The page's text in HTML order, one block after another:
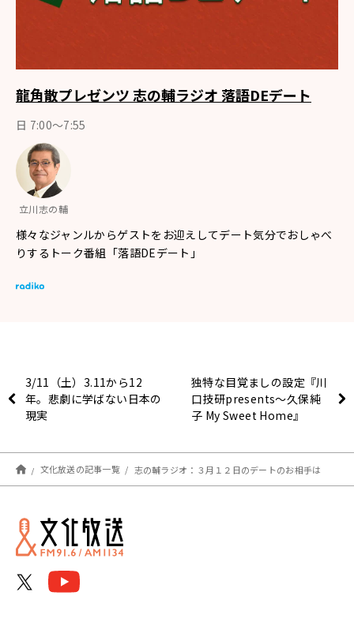
龍角散プレゼンツ 志の輔ラジオ 落語DEデート
日 7:00〜7:55
立川志の輔
様々なジャンルからゲストをお迎えしてデート気分でおしゃべ
りするトーク番組「落語DEデート」
3/11（土）3.11から12
年。悲劇に学ばない日本の
現実
独特な目覚ましの設定『川
口技研presents～久保純
子 My Sweet Home』
文化放送の記事一覧 志の輔ラジオ：３月１２日のデートのお相手は